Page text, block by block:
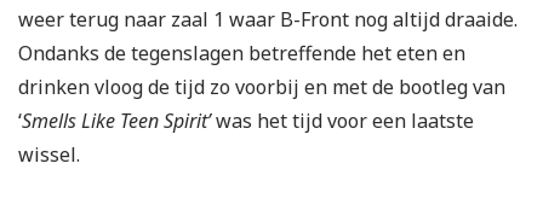
weer terug naar zaal 1 waar B-Front nog altijd draaide.
Ondanks de tegenslagen betreffende het eten en
drinken vloog de tijd zo voorbij en met de bootleg van
‘Smells Like Teen Spirit’was het tijd voor een laatste
wissel.